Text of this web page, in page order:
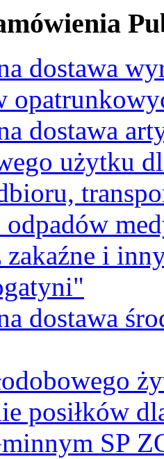
dostawa
dostawa
użytku
odpadów
i
dostawa
posiłków
SP